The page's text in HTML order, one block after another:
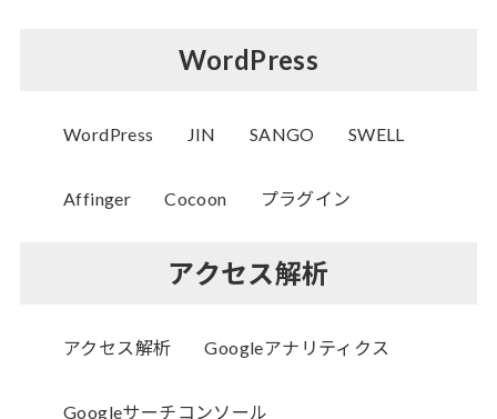
WordPress
WordPress JIN SANGO SWELL
Affinger Cocoon プラグイン
アクセス解析
アクセス解析 Googleアナリティクス
Googleサーチコンソール